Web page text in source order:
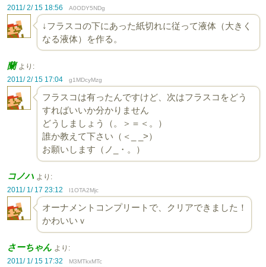
2011/ 2/ 15 18:56
A0ODY5NDg
↓フラスコの下にあった紙切れに従って液体（大きく
なる液体）を作る。
蘭 より:
2011/ 2/ 15 17:04
g1MDcyMzg
フラスコは有ったんですけど、次はフラスコをどう
すればいいか分かりません
どうしましょう（。＞＝＜。）
誰か教えて下さい（＜_ _>）
お願いします（ノ_・。）
コノハ より:
2011/ 1/ 17 23:12
I1OTA2Mjc
オーナメントコンプリートで、クリアできました！
かわいいｖ
さーちゃん より:
2011/ 1/ 15 17:32
M3MTkxMTc